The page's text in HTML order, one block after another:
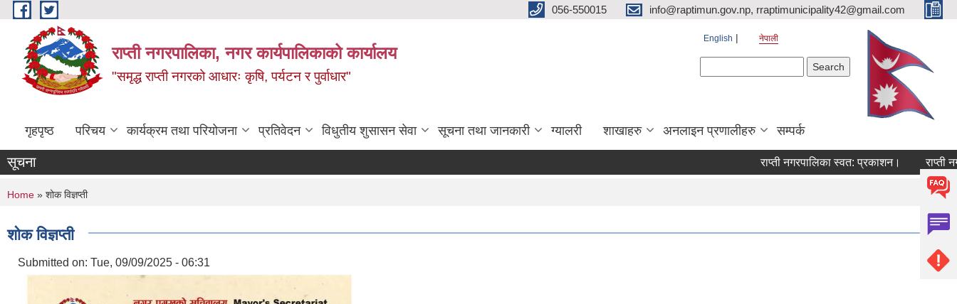
Skip to main content 056-550015 info@raptimun.gov.np, rraptimunicipality42@gmail.com
राप्ती नगरपालिका, नगर कार्यपालिकाको कार्यालय
"समृद्ध राप्ती नगरको आधारः कृषि, पर्यटन र पुर्वाधार"
English नेपाली
गृहपृष्ठ परिचय कार्यक्रम तथा परियोजना प्रतिवेदन विधुतीय शुसासन सेवा सूचना तथा जानकारी ग्यालरी शाखाहरु अनलाइन प्रणालीहरु सम्पर्क
सूचना राप्ती नगरपालिका स्वत: प्रकाशन। राप्ती
You are here
Home » शोक विज्ञप्ती
शोक विज्ञप्ती
Submitted on: Tue, 09/09/2025 - 06:31